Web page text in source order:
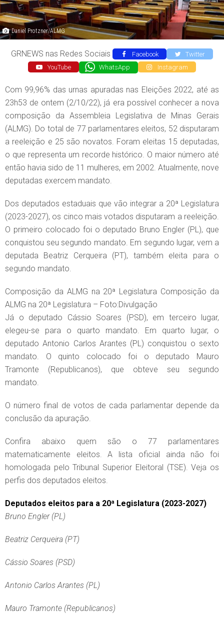
Daniel Protzner/ALMG
GRNEWS nas Redes Sociais Facebook
Twitter
YouTube
WhatsApp Instagram
Com 99,96% das urnas apuradas nas Eleições 2022, até as
23h53 de ontem (2/10/22), já era possível conhecer a nova
composição da Assembleia Legislativa de Minas Gerais
(ALMG). Do total de 77 parlamentares eleitos, 52 disputaram
a reeleição e 25 são novatos. Foram eleitas 15 deputadas,
o que representa um recorde histórico. O maior número até
então havia sido de 11 mulheres, em 2002. Atualmente, nove
deputadas exercem mandato.
Dos deputados estaduais que vão integrar a 20ª Legislatura
(2023-2027), os cinco mais votados disputaram a reeleição.
O primeiro colocado foi o deputado Bruno Engler (PL), que
conquistou seu segundo mandato. Em segundo lugar, vem a
deputada Beatriz Cerqueira (PT), também eleita para o
segundo mandato.
Composição da ALMG na 20ª Legislatura Composição da
ALMG na 20ª Legislatura – Foto:Divulgação
Já o deputado Cássio Soares (PSD), em terceiro lugar,
elegeu-se para o quarto mandato. Em quarto lugar, o
deputado Antonio Carlos Arantes (PL) conquistou o sexto
mandato. O quinto colocado foi o deputado Mauro
Tramonte (Republicanos), que obteve seu segundo
mandato.
O número final de votos de cada parlamentar depende da
conclusão da apuração.
Confira abaixo quem são o 77 parlamentares
matematicamente eleitos. A lista oficial ainda não foi
homologada pelo Tribunal Superior Eleitoral (TSE). Veja os
perfis dos deputados eleitos.
Deputados eleitos para a 20ª Legislatura (2023-2027)
Bruno Engler (PL)
Beatriz Cerqueira (PT)
Cássio Soares (PSD)
Antonio Carlos Arantes (PL)
Mauro Tramonte (Republicanos)